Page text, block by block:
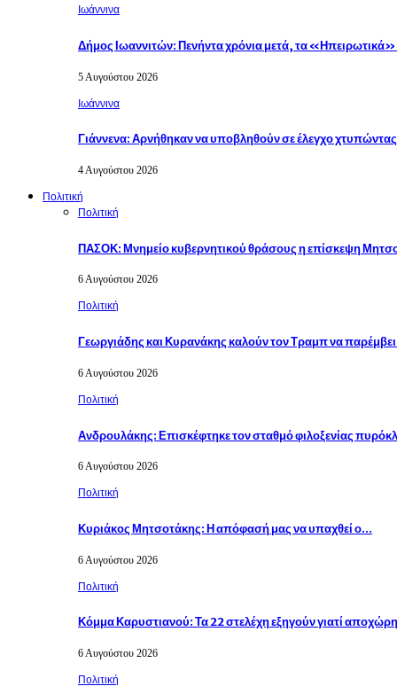
Ιωάννινα
Δήμος Ιωαννιτών: Πενήντα χρόνια μετά, τα
5 Αυγούστου 2026
Ιωάννινα
Γιάννενα: Αρνήθηκαν να υποβληθούν σε έλεγχο
4 Αυγούστου 2026
Πολιτική
Πολιτική
ΠΑΣΟΚ: Μνημείο κυβερνητικού θράσους η επίσκεψη
6 Αυγούστου 2026
Πολιτική
Γεωργιάδης και Κυρανάκης καλούν τον Τραμπ να
6 Αυγούστου 2026
Πολιτική
Ανδρουλάκης: Επισκέφτηκε τον σταθμό φιλοξενίας
6 Αυγούστου 2026
Πολιτική
Κυριάκος Μητσοτάκης: Η απόφασή μας να υπαχθεί ο…
6 Αυγούστου 2026
Πολιτική
Κόμμα Καρυστιανού: Τα 22 στελέχη εξηγούν γιατί
6 Αυγούστου 2026
Πολιτική